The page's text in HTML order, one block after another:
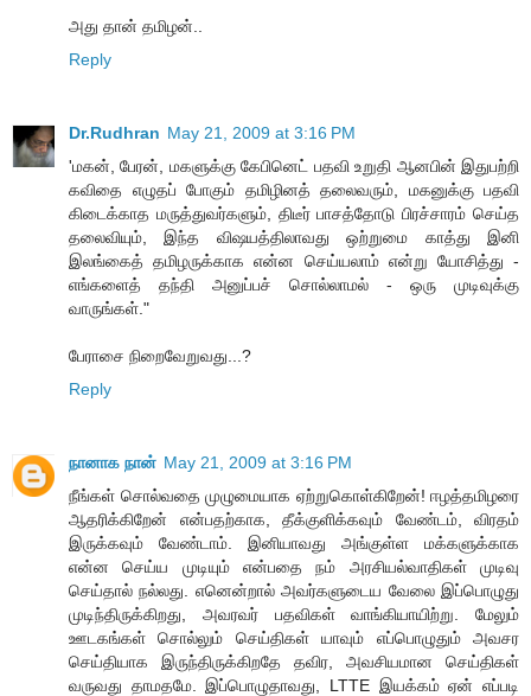
அது தான் தமிழன்..
Reply
Dr.Rudhran May 21, 2009 at 3:16 PM
'மகன், பேரன், மகளுக்கு கேபினெட் பதவி உறுதி ஆனபின் இதுபற்றி
கவிதை எழுதப் போகும் தமிழினத் தலைவரும், மகனுக்கு பதவி
கிடைக்காத மருத்துவர்களும், திடீர் பாசத்தோடு பிரச்சாரம் செய்த
தலைவியும், இந்த விஷயத்திலாவது ஒற்றுமை காத்து இனி
இலங்கைத் தமிழருக்காக என்ன செய்யலாம் என்று யோசித்து -
எங்களைத் தந்தி அனுப்பச் சொல்லாமல் - ஒரு முடிவுக்கு
வாருங்கள்."
பேராசை நிறைவேறுவது...?
Reply
நானாக நான் May 21, 2009 at 3:16 PM
நீங்கள் சொல்வதை முழுமையாக ஏற்றுகொள்கிறேன்! ஈழத்தமிழரை
ஆதரிக்கிறேன் என்பதற்காக, தீக்குளிக்கவும் வேண்டம், விரதம்
இருக்கவும் வேண்டாம். இனியாவது அங்குள்ள மக்களுக்காக
என்ன செய்ய முடியும் என்பதை நம் அரசியல்வாதிகள் முடிவு
செய்தால் நல்லது. எனென்றால் அவர்களுடைய வேலை இப்பொழுது
முடிந்திருக்கிறது, அவரவர் பதவிகள் வாங்கியாயிற்று. மேலும்
ஊடகங்கள் சொல்லும் செய்திகள் யாவும் எப்பொழுதும் அவசர
செய்தியாக இருந்திருக்கிறதே தவிர, அவசியமான செய்திகள்
வருவது தாமதமே. இப்பொழுதாவது, LTTE இயக்கம் ஏன் எப்படி